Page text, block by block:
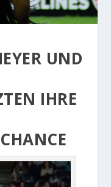
UND
IHRE